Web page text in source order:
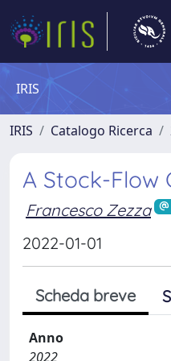
IRIS
IRIS Catalogo Ricerca
A Stock-Flow
Francesco Zezza
2022-01-01
Scheda breve
Anno
2022